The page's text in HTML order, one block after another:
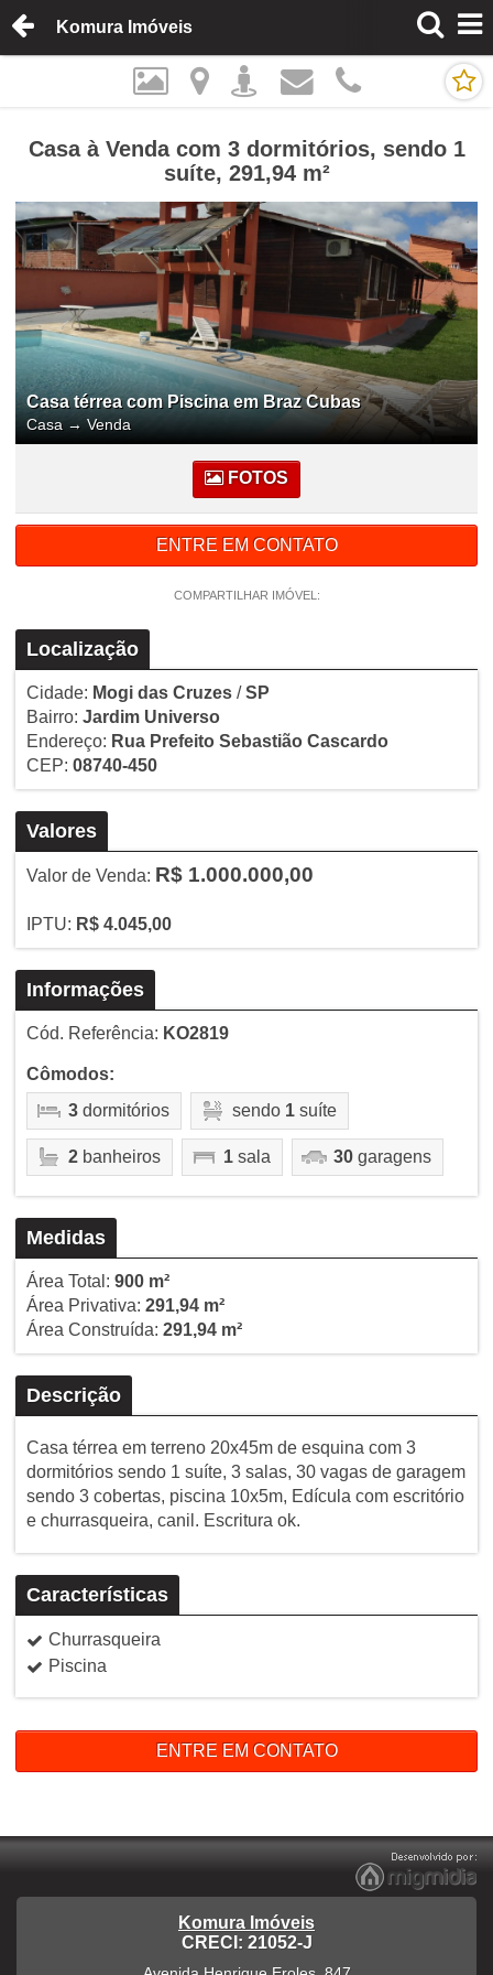
Komura Imóveis
Casa à Venda com 3 dormitórios, sendo 1
suíte, 291,94 m²
Casa térrea com Piscina em Braz Cubas
Casa →Venda
FOTOS
ENTRE EM CONTATO
COMPARTILHAR IMÓVEL:
Localização
Cidade: Mogi das Cruzes/SP
Bairro: Jardim Universo
Endereço: Rua Prefeito Sebastião Cascardo
CEP: 08740-450
Valores
Valor de Venda: R$ 1.000.000,00
IPTU: R$ 4.045,00
Informações
Cód. Referência: KO2819
Cômodos:
3dormitórios sendo 1suíte
2banheiros 1sala 30garagens
Medidas
Área Total: 900 m²
Área Privativa: 291,94 m²
Área Construída: 291,94 m²
Descrição
Casa térrea em terreno 20x45m de esquina com 3
dormitórios sendo 1 suíte, 3 salas, 30 vagas de garagem
sendo 3 cobertas, piscina 10x5m, Edícula com escritório
e churrasqueira, canil. Escritura ok.
Características
Churrasqueira
Piscina
ENTRE EM CONTATO
Komura Imóveis
CRECI: 21052-J